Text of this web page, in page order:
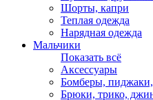
Шорты, капри
Теплая одежда
Нарядная одежда
Мальчики
Показать всё
Аксессуары
Бомберы,
Брюки, трико,